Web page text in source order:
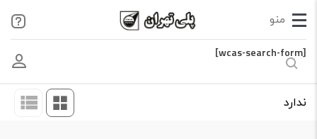
[wcas-search-form]
ندارد